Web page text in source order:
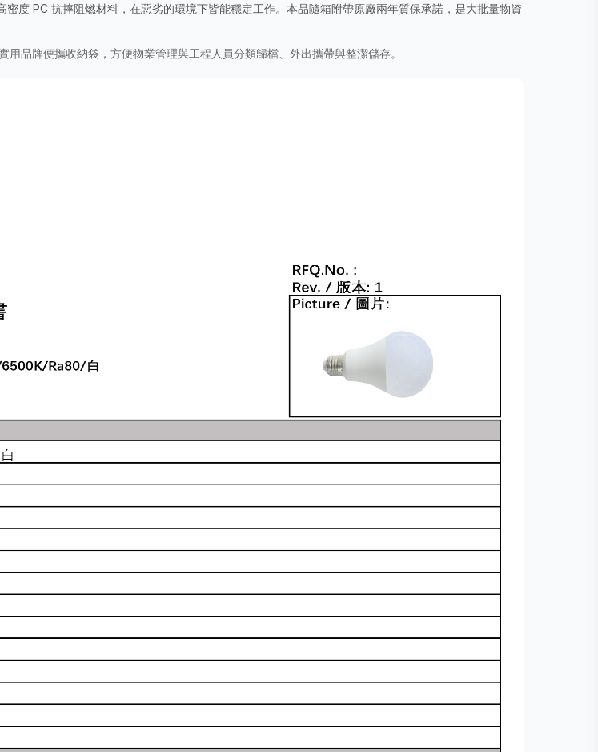
度 PC 抗摔阻燃材料，在惡劣的環境下皆能穩定工作。本品隨箱附帶原廠兩年質保承諾，是大批量物資
品牌便攜收納袋，方便物業管理與工程人員分類歸檔、外出攜帶與整潔儲存。